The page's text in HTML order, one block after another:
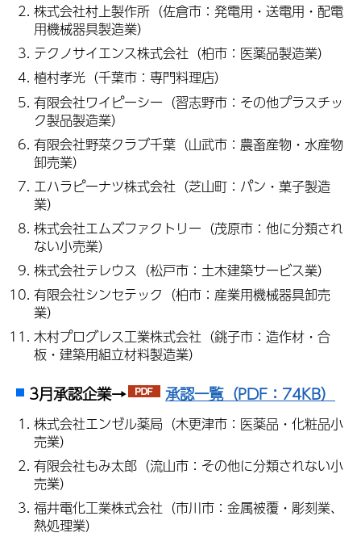
株式会社村上製作所（佐倉市：発電用・送電用・配電
用機械器具製造業）
テクノサイエンス株式会社（柏市：医薬品製造業）
植村孝光（千葉市：専門料理店）
有限会社ワイピーシー（習志野市：その他プラスチッ
ク製品製造業）
有限会社野菜クラブ千葉（山武市：農畜産物・水産物
卸売業）
エハラピーナツ株式会社（芝山町：パン・菓子製造
業）
株式会社エムズファクトリー（茂原市：他に分類され
ない小売業）
株式会社テレウス（松戸市：土木建築サービス業）
有限会社シンセテック（柏市：産業用機械器具卸売
業）
木村プログレス工業株式会社（銚子市：造作材・合
板・建築用組立材料製造業）
3月承認企業→ 承認一覧（PDF：74KB）
株式会社エンゼル薬局（木更津市：医薬品・化粧品小
売業）
有限会社もみ太郎（流山市：その他に分類されない小
売業）
福井電化工業株式会社（市川市：金属被覆・彫刻業、
熱処理業）